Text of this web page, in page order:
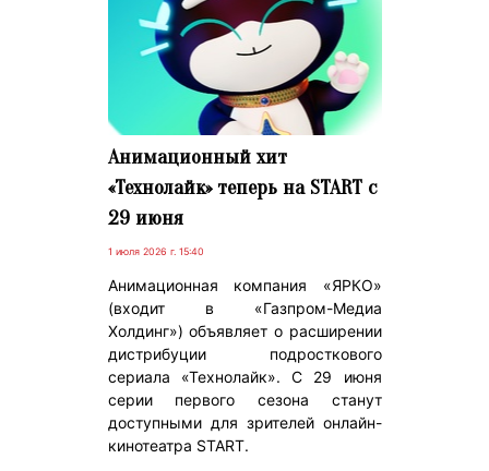
Анимационный хит
«Технолайк» теперь на START с
29 июня
1 июля 2026 г. 15:40
Анимационная компания «ЯРКО»
(входит в «Газпром-Медиа
Холдинг») объявляет о расширении
дистрибуции подросткового
сериала «Технолайк». С 29 июня
серии первого сезона станут
доступными для зрителей онлайн-
кинотеатра START.